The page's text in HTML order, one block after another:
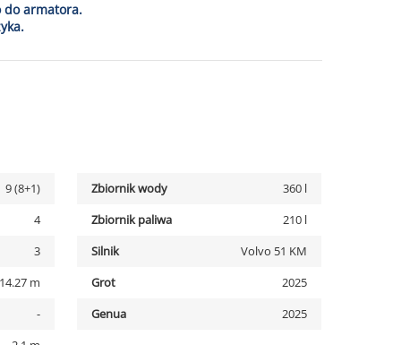
do armatora.
9 (8+1)
4
3
m
-
Zbiornik wody
360 l
Zbiornik paliwa
210 l
Silnik
Volvo 51 KM
Grot
2025
Genua
2025